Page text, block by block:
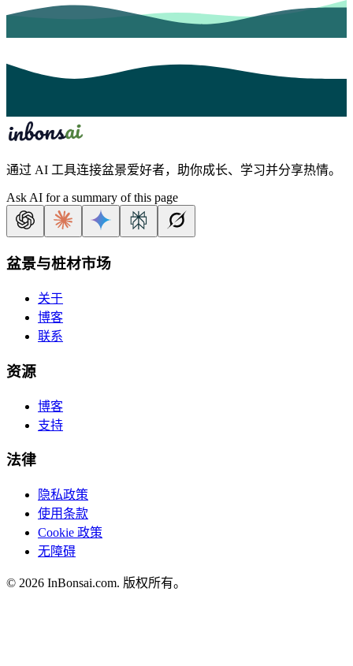
通过 AI 工具连接盆景爱好者，助你成长、学习并分享热情。
Ask AI for a summary of this page
盆景与桩材市场
关于
博客
联系
资源
博客
支持
法律
隐私政策
使用条款
Cookie 政策
无障碍
© 2026 InBonsai.com. 版权所有。